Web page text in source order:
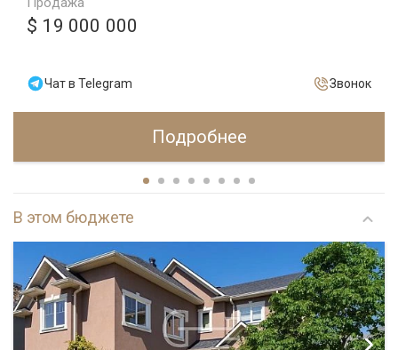
$ 19 000 000
Чат в Telegram Звонок
Подробнее
В этом бюджете